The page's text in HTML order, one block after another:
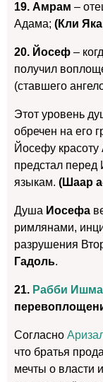
19. Амрам –
Адама; (Кли
20. Йосеф –
получил
(ставшего
Этот уровень
обречен на его
Йосефу красоту
предстал
языкам. (Шаар
Душа Иосефа
римлянами,
разрушения
Гадоль.
21. Рабби
Согласно
что братья
мечты о власти